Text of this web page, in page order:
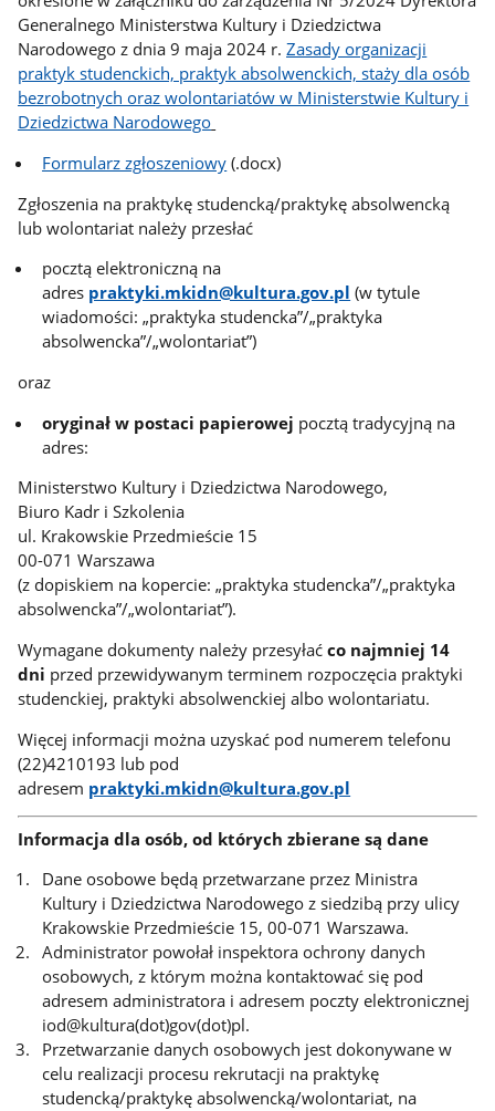
Generalnego Ministerstwa Kultury i Dziedzictwa
Narodowego z dnia 9 maja 2024 r.Zasady organizacji
praktyk studenckich, praktyk absolwenckich, staży dla osób
bezrobotnych oraz wolontariatów w Ministerstwie Kultury i
Dziedzictwa Narodowego
Formularz zgłoszeniowy (.docx)
Zgłoszenia na praktykę studencką/praktykę absolwencką
lub wolontariat należy przesłać
pocztą elektroniczną na
adres praktyki.mkidn@kultura.gov.pl (w tytule
wiadomości: „praktyka studencka”/„praktyka
absolwencka”/„wolontariat”)
oraz
oryginał w postaci papierowej pocztą tradycyjną na
adres:
Ministerstwo Kultury i Dziedzictwa Narodowego,
Biuro Kadr i Szkolenia
ul. Krakowskie Przedmieście 15
00-071 Warszawa
(z dopiskiem na kopercie: „praktyka studencka”/„praktyka
absolwencka”/„wolontariat”).
Wymagane dokumenty należy przesyłaćco najmniej 14
dni przed przewidywanym terminem rozpoczęcia praktyki
studenckiej, praktyki absolwenckiej albo wolontariatu.
Więcej informacji można uzyskać pod numerem telefonu
(22)4210193 lub pod
adresem praktyki.mkidn@kultura.gov.pl
Informacja dla osób, od których zbierane są dane
Dane osobowe będą przetwarzane przez Ministra
Kultury i Dziedzictwa Narodowego z siedzibą przy ulicy
Krakowskie Przedmieście 15, 00-071 Warszawa.
Administrator powołał inspektora ochrony danych
osobowych, z którym można kontaktować się pod
adresem administratora i adresem poczty elektronicznej
iod@kultura(dot)gov(dot)pl.
Przetwarzanie danych osobowych jest dokonywane w
celu realizacji procesu rekrutacji na praktykę
studencką/praktykę absolwencką/wolontariat, na